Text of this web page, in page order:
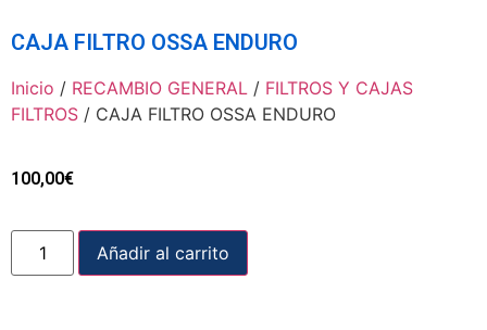
CAJA FILTRO OSSA ENDURO
Inicio / RECAMBIO GENERAL / FILTROS Y CAJAS
FILTROS / CAJA FILTRO OSSA ENDURO
100,00€
Añadir al carrito